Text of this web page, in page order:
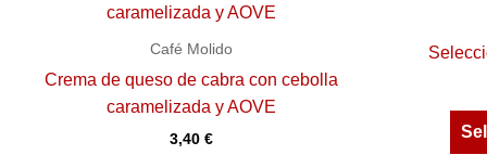
Café Molido
Crema de queso de cabra con cebolla
caramelizada y AOVE
3,40 €